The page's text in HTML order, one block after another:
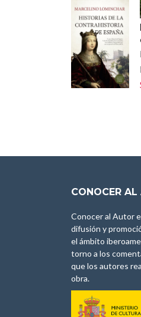
CONOCER
Conocer al Autor
difusión y
el ámbito
torno a los
que los autores
obra.